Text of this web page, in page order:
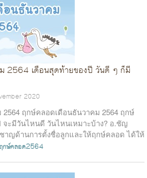
2564 เดือนสุดท้ายของปี วันดี ๆ ก็มี
2020
ฤกษ์คลอดเดือนธันวาคม 2564 ฤกษ์
ะมีวันไหนดี วันไหนเหมาะบ้าง? อ.ชัญ
ชาญด้านการตั้งชื่อลูกและให้ฤกษ์คลอด ได้ให้
ฤกษ์คลอด2564